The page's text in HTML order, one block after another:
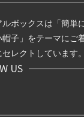
ルボックスは「簡単
帽子」をテーマにご
レクトしています。
US